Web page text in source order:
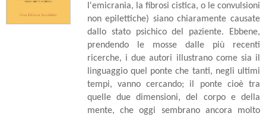
l'emicrania, la fibrosi cistica, o le convulsioni
non epilettiche) siano chiaramente causate
dallo stato psichico del paziente. Ebbene,
prendendo le mosse dalle più recenti
ricerche, i due autori illustrano come sia il
linguaggio quel ponte che tanti, negli ultimi
tempi, vanno cercando; il ponte cioè tra
quelle due dimensioni, del corpo e della
mente, che oggi sembrano ancora molto